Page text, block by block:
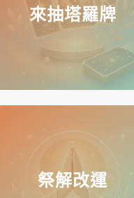
來抽塔羅牌
祭解改運